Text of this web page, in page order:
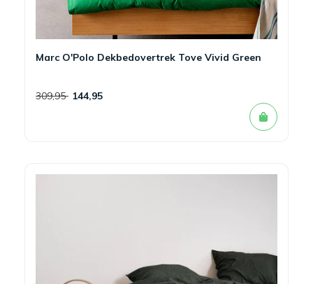
Marc O'Polo Dekbedovertrek Tove Vivid Green
309,95 144,95